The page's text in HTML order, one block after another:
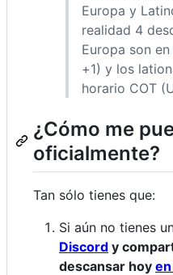
Europa y
realidad 4
Europa son
+1) y los
horario COT
¿Cómo me
oficialmente?
Tan sólo tienes que:
Si aún no tienes
Discord y
descansar hoy